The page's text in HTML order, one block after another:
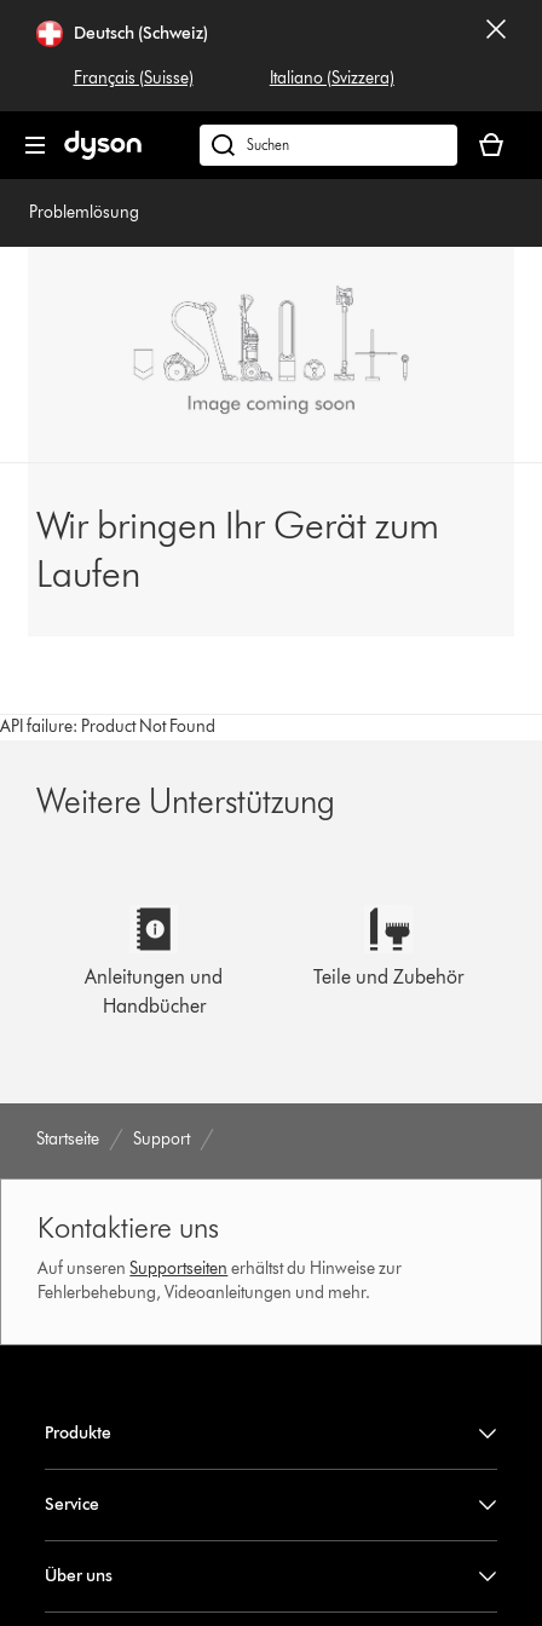
überspringenDeutsch (Schweiz)
Français (Suisse) Italiano (Svizzera)
Dyson.ch
durchsuchen
ist
Problemlösung
Wir bringen Ihr Gerät zum
Laufen
API failure: Product Not Found
Weitere Unterstützung
Anleitungen und
Handbücher
Teile und Zubehör
Startseite Support
Kontaktiere uns
Auf unserenSupportseiten erhältst du Hinweise zur
Fehlerbehebung, Videoanleitungen und mehr.
Produkte
Service
Über uns